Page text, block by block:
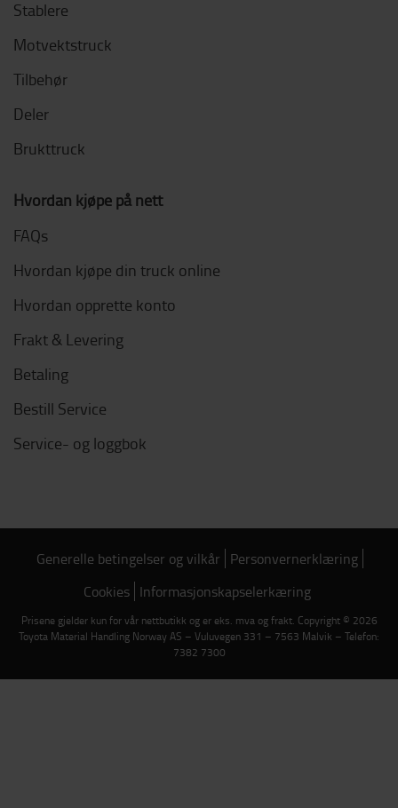
Stablere
Motvektstruck
Tilbehør
Deler
Brukttruck
Hvordan kjøpe på nett
FAQs
Hvordan kjøpe din truck online
Hvordan opprette konto
Frakt & Levering
Betaling
Bestill Service
Service- og loggbok
Generelle betingelser og vilkår Personvernerklæring
Cookies Informasjonskapselerkæring
Prisene gjelder kun for vår nettbutikk og er eks. mva og frakt. Copyright © 2026
Toyota Material Handling Norway AS – Vuluvegen 331 – 7563 Malvik – Telefon:
7382 7300